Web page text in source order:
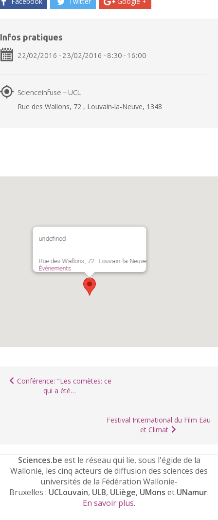
Infos pratiques
22/02/2016 - 23/02/2016 - 8:30 - 16:00
Scienceinfuse – UCL
Rue des Wallons, 72 , Louvain-la-Neuve, 1348
undefined
Rue des Wallons, 72 - Louvain-la-Neuve
Événements
Conférence: "Les comètes: ce
qui a été…
Festival International du Film Eau
et Climat
Sciences.be est le réseau qui lie, sous l'égide de la
Wallonie, les cinq acteurs de diffusion des sciences des
universités de la Fédération Wallonie-
Bruxelles : UCLouvain, ULB, ULiège, UMons et UNamur.
En savoir plus.